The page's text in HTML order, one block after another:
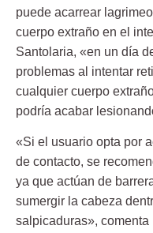
puede acarrear
cuerpo extraño en el
Santolaria, «en un día
problemas al intentar
cualquier cuerpo
podría acabar
«Si el usuario opta por
de contacto, se
ya que actúan de
sumergir la cabeza
salpicaduras»,